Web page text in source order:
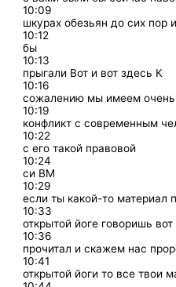
10:09
шкурах обезьян до сих пор
10:12
бы
10:13
прыгали Вот и вот здесь К
10:16
сожалению мы имеем очень
10:19
конфликт с современным
10:22
с его такой правовой
10:24
си ВМ
10:29
если ты какой-то материал
10:33
открытой йоге говоришь
10:36
прочитал и скажем нас
10:41
открытой йоги то все твои